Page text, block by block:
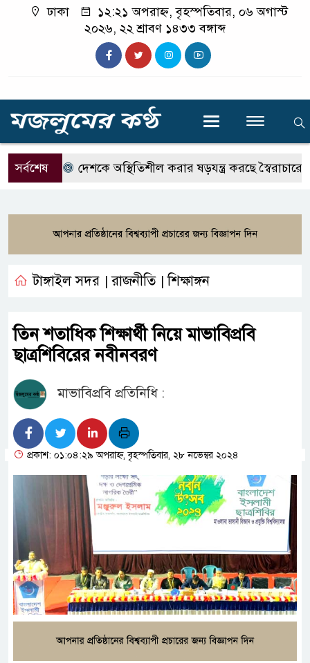
ঢাকা
১২:২১ অপরাহ্ন, বৃহস্পতিবার, ০৬ অগাস্ট
২০২৬, ২২ শ্রাবণ ১৪৩৩ বঙ্গাব্দ
সর্বশেষ দেশকে অস্থিতিশীল করার ষড়যন্ত্র করছে স্বৈরাচারের
টাঙ্গাইল সদর |রাজনীতি |শিক্ষাঙ্গন
তিন শতাধিক শিক্ষার্থী নিয়ে মাভাবিপ্রবি
ছাত্রশিবিরের নবীনবরণ
মাভাবিপ্রবি প্রতিনিধি :
প্রকাশ: ০১:০৪:২৯ অপরাহ্ন, বৃহস্পতিবার, ২৮ নভেম্বর ২০২৪